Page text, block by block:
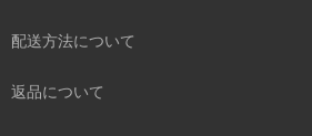
配送方法について
返品について